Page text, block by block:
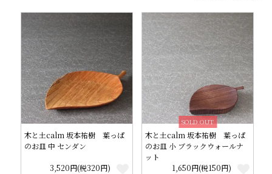
木と土calm 坂本祐樹 葉っぱ
のお皿 中 センダン
3,520円(税320円)
SOLD OUT
木と土calm 坂本祐樹 葉っぱ
のお皿 小 ブラックウォールナ
ット
1,650円(税150円)